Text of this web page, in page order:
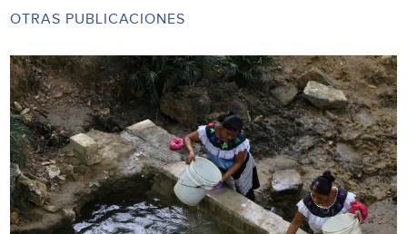
OTRAS PUBLICACIONES